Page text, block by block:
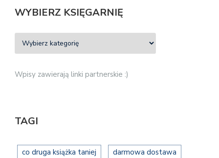
WYBIERZ KSIĘGARNIĘ
Wpisy zawierają linki partnerskie :)
TAGI
co druga książka taniej darmowa dostawa